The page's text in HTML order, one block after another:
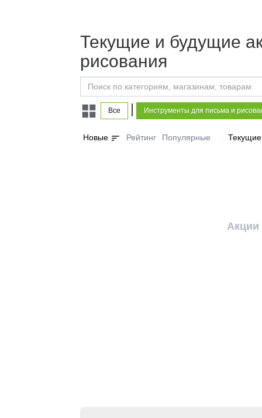
Текущие и будущие
рисования
Все | Инструменты для письма и
Новые sort Рейтинг Популярные Текущие
Акции